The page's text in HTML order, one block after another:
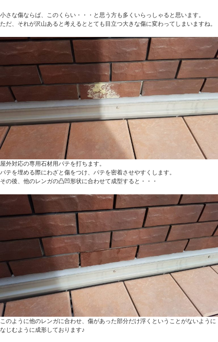
小さな傷ならば、このくらい・・・と思う方も多くいらっしゃると思います。
ただ、それが沢山あると考えるととても目立つ大きな傷に変わってしまいますね。
屋外対応の専用石材用パテを打ちます。
パテを埋める際にわざと傷をつけ、パテを密着させやすくします。
その後、他のレンガの凸凹形状に合わせて成型すると・・・
このように他のレンガに合わせ、傷があった部分だけ浮くということがないように
なじむように成形しております♪